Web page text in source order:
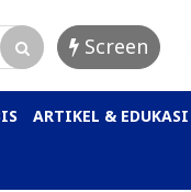
Screen
ARTIKEL & EDUKASI